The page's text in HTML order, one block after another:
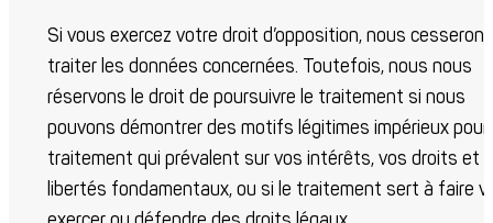
Si vous exercez votre droit d’opposition, nous
traiter les données concernées. Toutefois, nous nous
réservons le droit de poursuivre le traitement si nous
pouvons démontrer des motifs légitimes impérieux pour
traitement qui prévalent sur vos intérêts, vos droits et
libertés fondamentaux, ou si le traitement sert à faire